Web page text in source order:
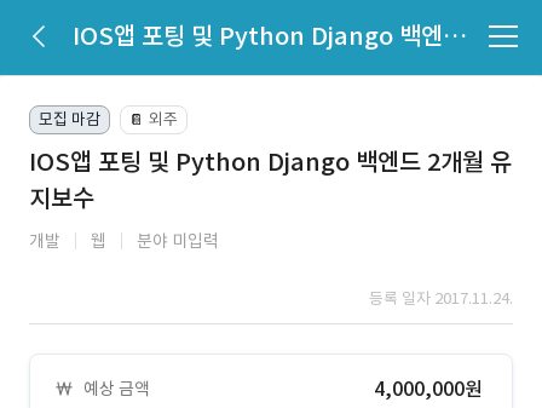
IOS앱 포팅 및 Python Django 백엔드 2개월 유지보수
모집 마감 📔 외주
IOS앱 포팅 및 Python Django 백엔드 2개월 유
지보수
개발 웹 분야 미입력
등록 일자 2017.11.24.
예상 금액 4,000,000원